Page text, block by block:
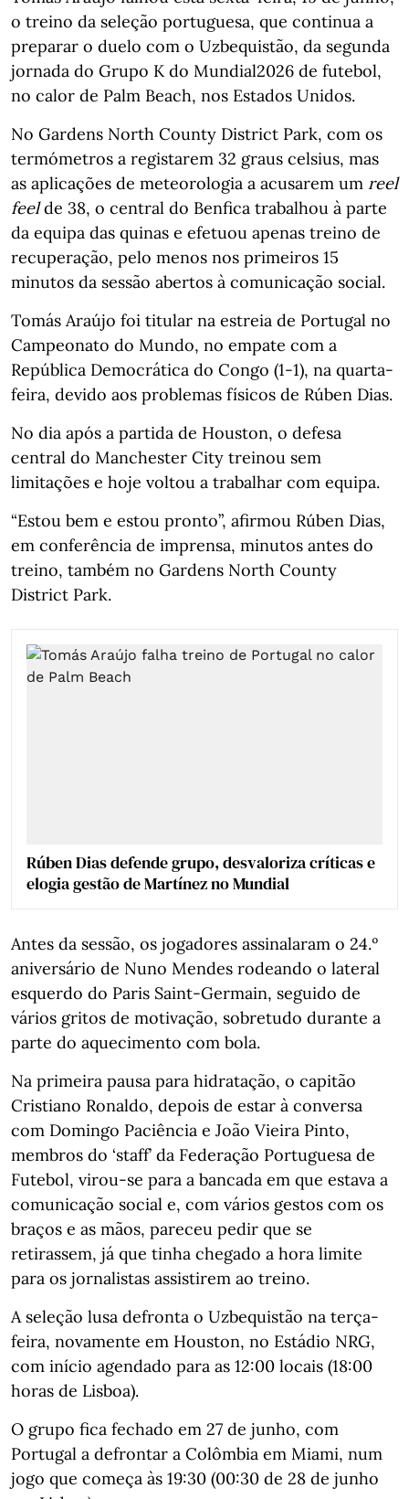
o treino da seleção portuguesa, que continua a
preparar o duelo com o Uzbequistão, da segunda
jornada do Grupo K do Mundial2026 de futebol,
no calor de Palm Beach, nos Estados Unidos.
No Gardens North County District Park, com os
termómetros a registarem 32 graus celsius, mas
as aplicações de meteorologia a acusarem um reel
feelde 38, o central do Benfica trabalhou à parte
da equipa das quinas e efetuou apenas treino de
recuperação, pelo menos nos primeiros 15
minutos da sessão abertos à comunicação social.
Tomás Araújo foi titular na estreia de Portugal no
Campeonato do Mundo, no empate com a
República Democrática do Congo (1-1), na quarta-
feira, devido aos problemas físicos de Rúben Dias.
No dia após a partida de Houston, o defesa
central do Manchester City treinou sem
limitações e hoje voltou a trabalhar com equipa.
“Estou bem e estou pronto”, afirmou Rúben Dias,
em conferência de imprensa, minutos antes do
treino, também no Gardens North County
District Park.
Rúben Dias defende grupo, desvaloriza críticas e
elogia gestão de Martínez no Mundial
Antes da sessão, os jogadores assinalaram o 24.º
aniversário de Nuno Mendes rodeando o lateral
esquerdo do Paris Saint-Germain, seguido de
vários gritos de motivação, sobretudo durante a
parte do aquecimento com bola.
Na primeira pausa para hidratação, o capitão
Cristiano Ronaldo, depois de estar à conversa
com Domingo Paciência e João Vieira Pinto,
membros do ‘staff’ da Federação Portuguesa de
Futebol, virou-se para a bancada em que estava a
comunicação social e, com vários gestos com os
braços e as mãos, pareceu pedir que se
retirassem, já que tinha chegado a hora limite
para os jornalistas assistirem ao treino.
A seleção lusa defronta o Uzbequistão na terça-
feira, novamente em Houston, no Estádio NRG,
com início agendado para as 12:00 locais (18:00
horas de Lisboa).
O grupo fica fechado em 27 de junho, com
Portugal a defrontar a Colômbia em Miami, num
jogo que começa às 19:30 (00:30 de 28 de junho